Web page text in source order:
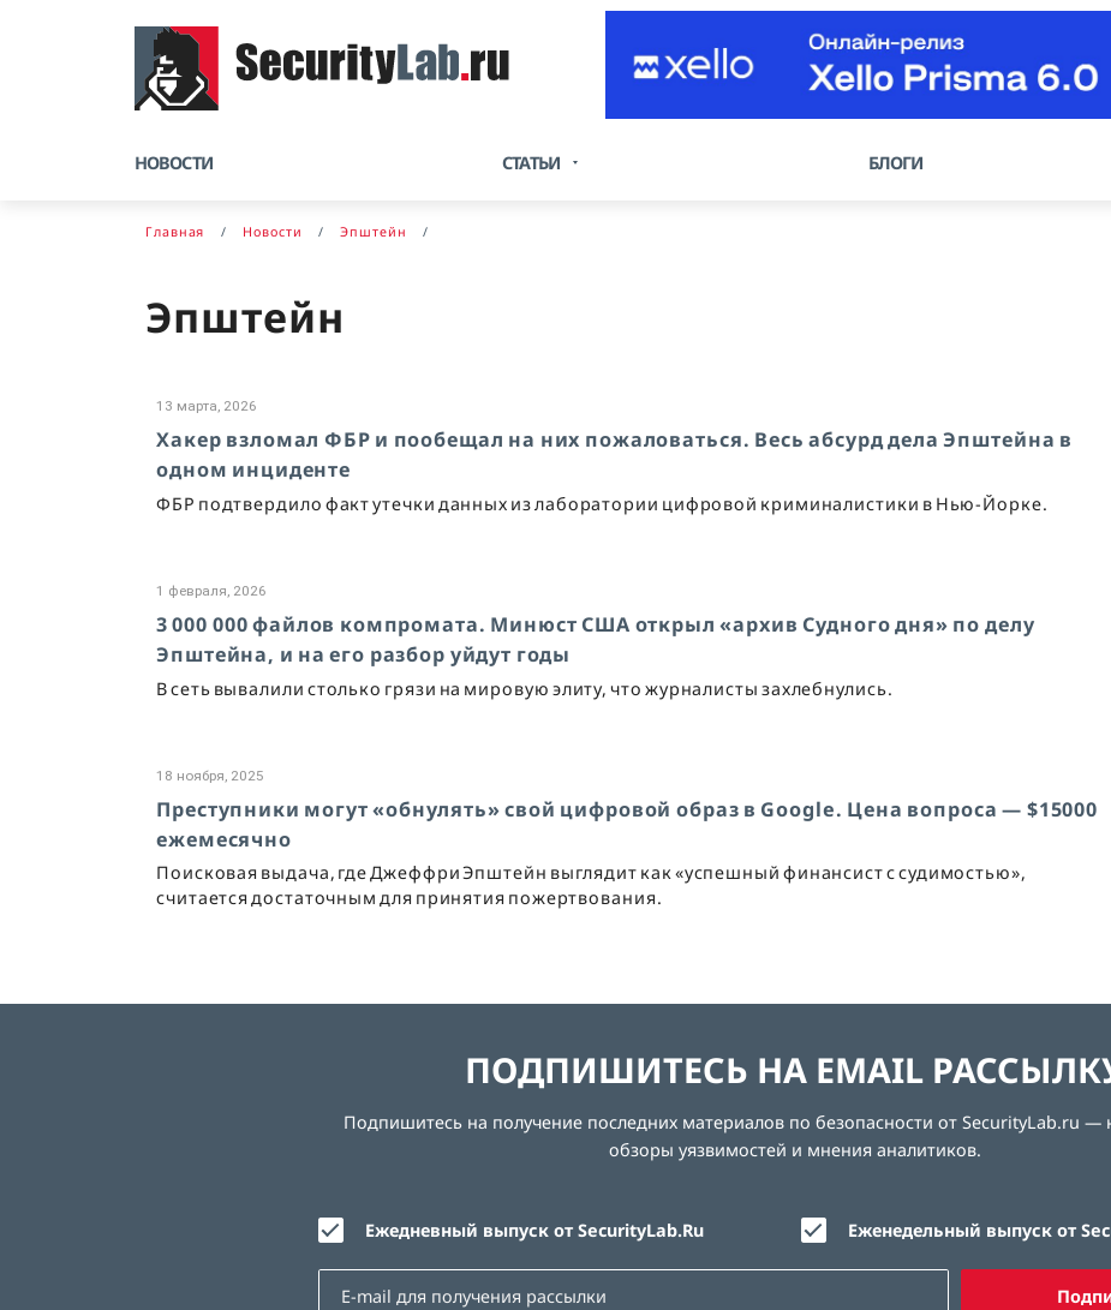
НОВОСТИ СТАТЬИ БЛОГИ
Главная Новости Эпштейн
Эпштейн
13 марта, 2026
Хакер взломал ФБР и пообещал на них пожаловаться. Весь абсурд дела Эпштейна в
одном инциденте
ФБР подтвердило факт утечки данных из лаборатории цифровой криминалистики в Нью-Йорке.
1 февраля, 2026
3 000 000 файлов компромата. Минюст США открыл «архив Судного дня» по делу
Эпштейна, и на его разбор уйдут годы
В сеть вывалили столько грязи на мировую элиту, что журналисты захлебнулись.
18 ноября, 2025
Преступники могут «обнулять» свой цифровой образ в Google. Цена вопроса — $15000
ежемесячно
Поисковая выдача, где Джеффри Эпштейн выглядит как «успешный финансист с судимостью»,
считается достаточным для принятия пожертвования.
ПОДПИШИТЕСЬ НА EMAIL
Подпишитесь на получение последних материалов по безопасности от SecurityLab.ru —
обзоры уязвимостей и мнения аналитиков.
Ежедневный выпуск от SecurityLab.Ru Еженедельный выпуск от